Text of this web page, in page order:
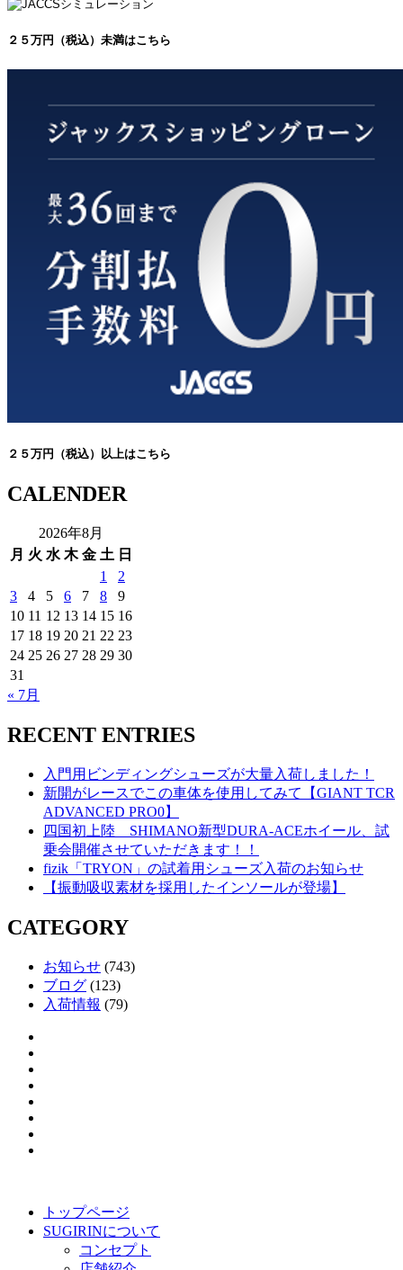
２５万円（税込）未満はこちら
２５万円（税込）以上はこちら
CALENDER
2026年8月
月 火 水 木 金 土 日
1
2
3
4 5 6 7 8
9
10 11 12 13 14 15 16
17 18 19 20 21 22 23
24 25 26 27 28 29 30
31
« 7月
RECENT ENTRIES
入門用ビンディングシューズが大量入荷しました！
新開がレースでこの車体を使用してみて【GIANT TCR
ADVANCED PRO0】
四国初上陸 SHIMANO新型DURA-ACEホイール、試
乗会開催させていただきます！！
fizik「TRYON」の試着用シューズ入荷のお知らせ
【振動吸収素材を採用したインソールが登場】
CATEGORY
お知らせ (743)
ブログ (123)
入荷情報 (79)
トップページ
SUGIRINについて
コンセプト